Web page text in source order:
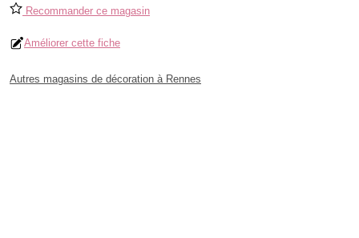
Recommander ce magasin
Améliorer cette fiche
Autres magasins de décoration à Rennes